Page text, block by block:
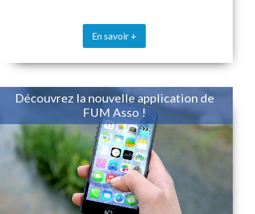
En savoir +
Découvrez la nouvelle application de
FUM Asso !